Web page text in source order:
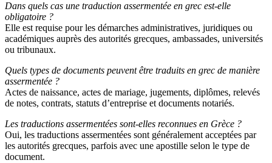
Dans quels cas une traduction assermentée en grec est-elle
obligatoire ?
Elle est requise pour les démarches administratives, juridiques ou
académiques auprès des autorités grecques, ambassades, universités
ou tribunaux.
Quels types de documents peuvent être traduits en grec de manière
assermentée ?
Actes de naissance, actes de mariage, jugements, diplômes, relevés
de notes, contrats, statuts d’entreprise et documents notariés.
Les traductions assermentées sont-elles reconnues en Grèce ?
Oui, les traductions assermentées sont généralement acceptées par
les autorités grecques, parfois avec une apostille selon le type de
document.